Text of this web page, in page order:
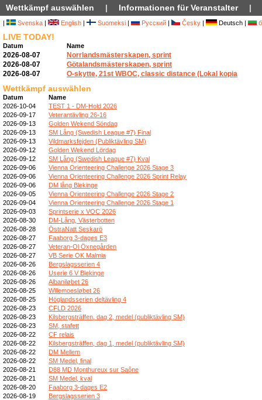
Wettkämpf auswählen | Informationen für Veranstalter |
| Svenska | English | Suomeksi | Русский | Česky | Deutsch |
LIVE TODAY!
Datum Name
2026-08-07
Norrlandsmästerskapen, sprint
2026-08-07
Götalandsmästerskapen, sprint
2026-08-07
O-skytte, 21st WBOC, classic distance (Lokal kopia
Wettkämpf auswählen
Datum
Name
2026-10-04
TEST 1 - DM-Hold 2026
2026-09-17
Veterantävling 26-16
2026-09-13
Golden Wekend Söndag
2026-09-13
SM Lång (Swedish League #7) Final
2026-09-13
Vildmarksfejden (Publiktävling SM)
2026-09-12
Golden Wekend Lördag
2026-09-12
SM Lång (Swedish League #7) Kval
2026-09-06
Vienna Orienteering Challenge 2026 Stage 3
2026-09-06
Vienna Orienteering Challenge 2026 Sprint Relay
2026-09-06
DM lång Blekinge
2026-09-05
Vienna Orienteering Challenge 2026 Stage 2
2026-09-04
Vienna Orienteering Challenge 2026 Stage 1
2026-09-03
Sprintserie x VOC 2026
2026-08-30
DM-Lång, Västerbotten
2026-08-28
ÖstraNatt Seskarö
2026-08-27
Faaborg 3-dages E3
2026-08-27
Veteran-Ol Öxnegården
2026-08-27
VB Serie OK Malmia
2026-08-26
Bergslagsserien 4
2026-08-26
Userie 6 V Blekinge
2026-08-26
Albaniløbet 26
2026-08-25
Willemoesløbet 26
2026-08-25
Höglandsserien deltävling 4
2026-08-23
CFLD 2026
2026-08-23
Kilsbergsträffen, dag 2, medel (publiktävling SM)
2026-08-23
SM, stafett
2026-08-22
CF relais
2026-08-22
Kilsbergsträffen, dag 1, medel (publiktävling SM)
2026-08-22
DM Mellem
2026-08-22
SM Medel, final
2026-08-21
D88 MD Monthureux sur Saône
2026-08-21
SM Medel, kval
2026-08-20
Faaborg 3-dages E2
2026-08-19
Bergslagsserien 3